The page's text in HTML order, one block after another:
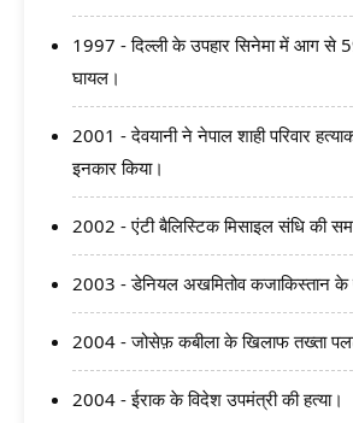
1997 - दिल्ली के उपहार सिनेमा में आग से
घायल।
2001 - देवयानी ने नेपाल शाही परिवार
इनकार किया।
2002 - एंटी बैलिस्टिक मिसाइल संधि की
2003 - डेनियल अखमितोव कजाकिस्तान के
2004 - जोसेफ़ कबीला के खिलाफ तख्ता
2004 - ईराक के विदेश उपमंत्री की हत्या।